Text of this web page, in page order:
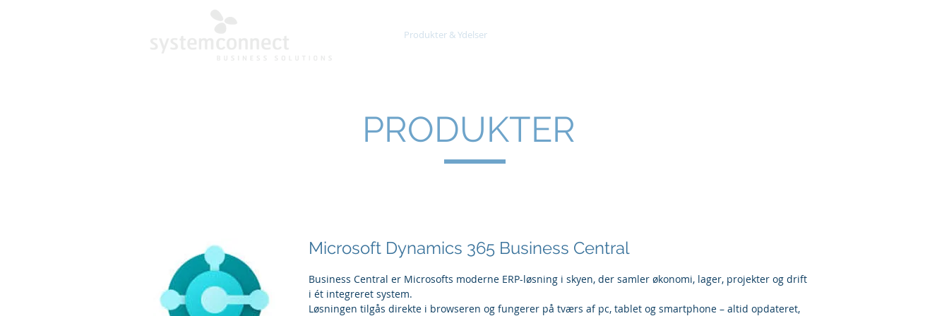
Produkter & Ydelser
PRODUKTER
Microsoft Dynamics 365 Business Central
Business Central er Microsofts moderne ERP-løsning i skyen, der samler økonomi, lager, projekter og drift
i ét integreret system.
Løsningen tilgås direkte i browseren og fungerer på tværs af pc, tablet og smartphone – altid opdateret,